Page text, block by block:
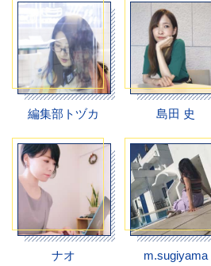
編集部トヅカ 島田 史
ナオ m.sugiyama